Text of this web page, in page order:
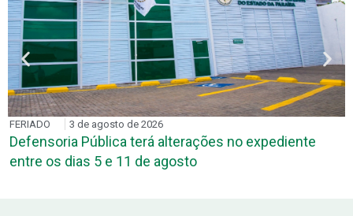
FERIADO 3 de agosto de 2026
Defensoria Pública terá alterações no expediente
entre os dias 5 e 11 de agosto